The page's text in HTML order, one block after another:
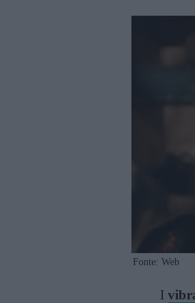
Fonte: Web
I